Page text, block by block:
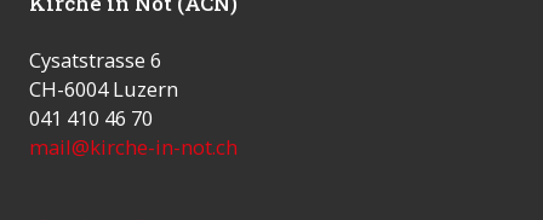
Cysatstrasse 6
CH-6004 Luzern
041 410 46 70
mail@kirche-in-not.ch